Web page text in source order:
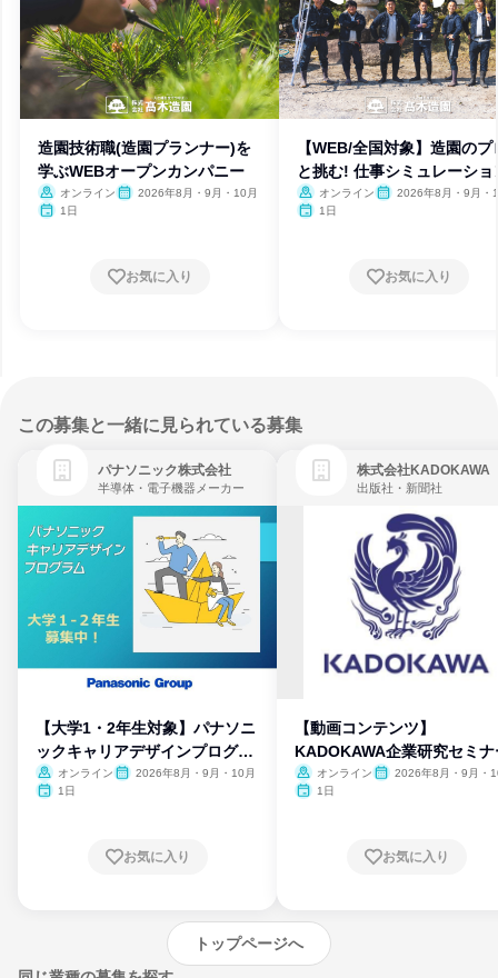
造園技術職(造園プランナー)を
学ぶWEBオープンカンパニー
オンライン
2026年8月・9月・10月
1日
お気に入り
【WEB/全国対象】造園のプ
と挑む! 仕事シミュレーショ
オンライン
2026年8月・9月・
1日
お気に入り
この募集と一緒に見られている募集
パナソニック株式会社
半導体・電子機器メーカー
【大学1・2年生対象】パナソニ
ックキャリアデザインプログラ
ム
オンライン
2026年8月・9月・10月
1日
お気に入り
株式会社KADOKAWA
出版社・新聞社
【動画コンテンツ】
KADOKAWA企業研究セミナ
オンライン
2026年8月・9月・
1日
お気に入り
トップページへ